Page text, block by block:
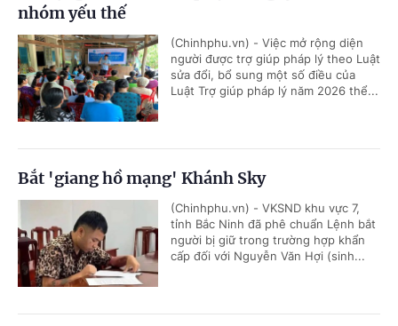
nhóm yếu thế
(Chinhphu.vn) - Việc mở rộng diện
người được trợ giúp pháp lý theo Luật
sửa đổi, bổ sung một số điều của
Luật Trợ giúp pháp lý năm 2026 thể...
Bắt 'giang hồ mạng' Khánh Sky
(Chinhphu.vn) - VKSND khu vực 7,
tỉnh Bắc Ninh đã phê chuẩn Lệnh bắt
người bị giữ trong trường hợp khẩn
cấp đối với Nguyễn Văn Hợi (sinh...